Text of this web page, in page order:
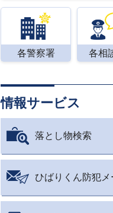
各警察署 各相
情報サービス
落とし物検索
ひばりくん防犯メ